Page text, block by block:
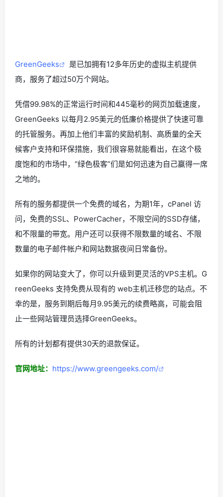
GreenGeeks
是已加拥有12多年历史的虚拟主机提供
商，服务了超过50万个网站。
凭借99.98%的正常运行时间和445毫秒的网页加载速度，
GreenGeeks 以每月2.95美元的低廉价格提供了快速可靠
的托管服务。再加上他们丰富的奖励机制、高质量的全天
候客户支持和环保措施，我们很容易就能看出，在这个极
度饱和的市场中，“绿色极客”们是如何迅速为自己赢得一席
之地的。
所有的服务都提供一个免费的域名，为期1年，cPanel 访
问，免费的SSL、PowerCacher，不限空间的SSD存储，
和不限量的带宽。用户还可以获得不限数量的域名、不限
数量的电子邮件帐户和网站数据夜间日常备份。
如果你的网站变大了，你可以升级到更灵活的VPS主机。G
reenGeeks 支持免费从现有的 web主机迁移您的站点。不
幸的是，服务到期后每月9.95美元的续费略高，可能会阻
止一些网站管理员选择GreenGeeks。
所有的计划都有提供30天的退款保证。
官网地址： https://www.greengeeks.com/